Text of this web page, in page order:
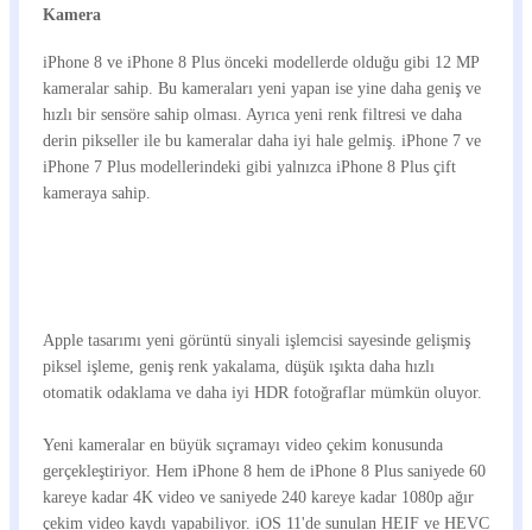
Kamera
iPhone 8 ve iPhone 8 Plus önceki modellerde olduğu gibi 12 MP
kameralar sahip. Bu kameraları yeni yapan ise yine daha geniş ve
hızlı bir sensöre sahip olması. Ayrıca yeni renk filtresi ve daha
derin pikseller ile bu kameralar daha iyi hale gelmiş. iPhone 7 ve
iPhone 7 Plus modellerindeki gibi yalnızca iPhone 8 Plus çift
kameraya sahip.
Apple tasarımı yeni görüntü sinyali işlemcisi sayesinde gelişmiş
piksel işleme, geniş renk yakalama, düşük ışıkta daha hızlı
otomatik odaklama ve daha iyi HDR fotoğraflar mümkün oluyor.
Yeni kameralar en büyük sıçramayı video çekim konusunda
gerçekleştiriyor. Hem iPhone 8 hem de iPhone 8 Plus saniyede 60
kareye kadar 4K video ve saniyede 240 kareye kadar 1080p ağır
çekim video kaydı yapabiliyor. iOS 11'de sunulan HEIF ve HEVC